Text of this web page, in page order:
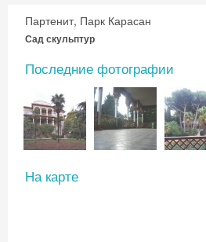
Партенит, Парк Карасан
Сад скульптур
Последние фотографии
На карте